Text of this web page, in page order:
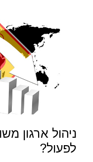
ניהול ארגון
לפעול?